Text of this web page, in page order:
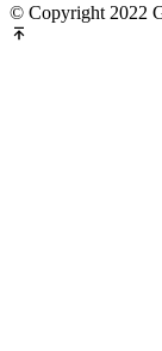
© Copyright 2022